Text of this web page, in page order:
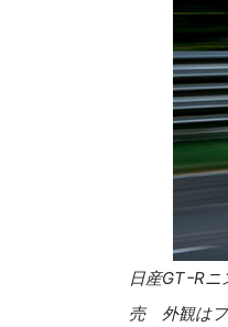
日産GTｰR
売 外観はフ